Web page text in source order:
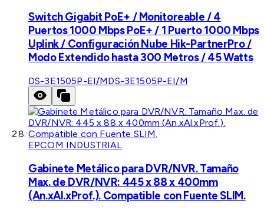
Switch Gigabit PoE+ / Monitoreable / 4
Puertos 1000 Mbps PoE+ / 1 Puerto 1000 Mbps
Uplink / Configuración Nube Hik-PartnerPro /
Modo Extendido hasta 300 Metros / 45 Watts
DS-3E1505P-EI/MDS-3E1505P-EI/M
EPCOM INDUSTRIAL
Gabinete Metálico para DVR/NVR. Tamaño
Max. de DVR/NVR: 445 x 88 x 400mm
(An.xAl.xProf.). Compatible con Fuente SLIM.